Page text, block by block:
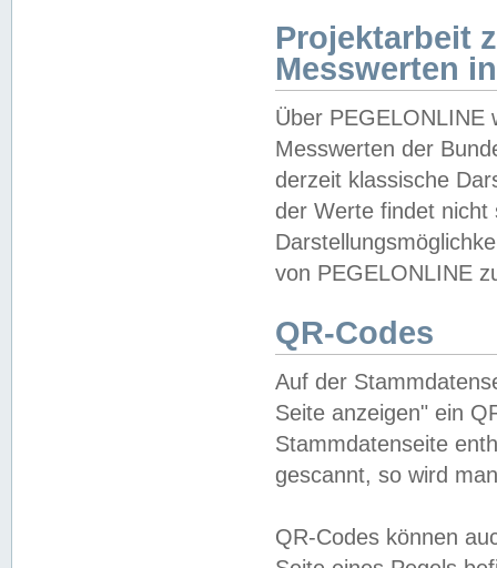
Projektarbeit
Messwerten
Über PEGELONLINE
Messwerten der
derzeit klassische
der Werte findet
von PEGELONLINE
QR-Codes
Auf der
Seite anzeigen" ein
Stammdatenseite
gescannt, so wird
QR-Codes können